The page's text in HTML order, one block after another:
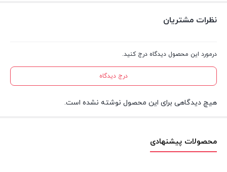
نظرات مشتریان
درمورد این محصول دیدگاه درج کنید.
درج دیدگاه
هیچ دیدگاهی برای این محصول نوشته نشده است.
محصولات پیشنهادی